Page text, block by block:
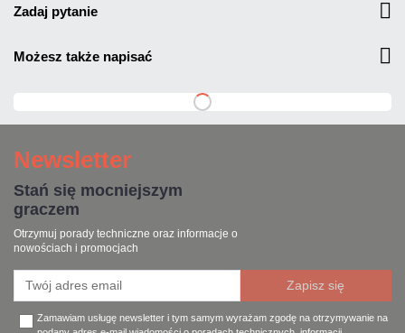
zadaj pytanie
możesz także napisać
Newsletter
Stań się mocniejszym
graczem
Otrzymuj porady techniczne oraz informacje o
nowościach i promocjach
Zamawiam usługę newsletter i tym samym wyrażam zgodę na otrzymywanie na